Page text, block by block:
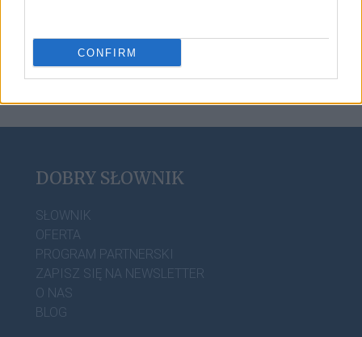
CONFIRM
DOBRY SŁOWNIK
SŁOWNIK
OFERTA
PROGRAM PARTNERSKI
ZAPISZ SIĘ NA NEWSLETTER
O NAS
BLOG